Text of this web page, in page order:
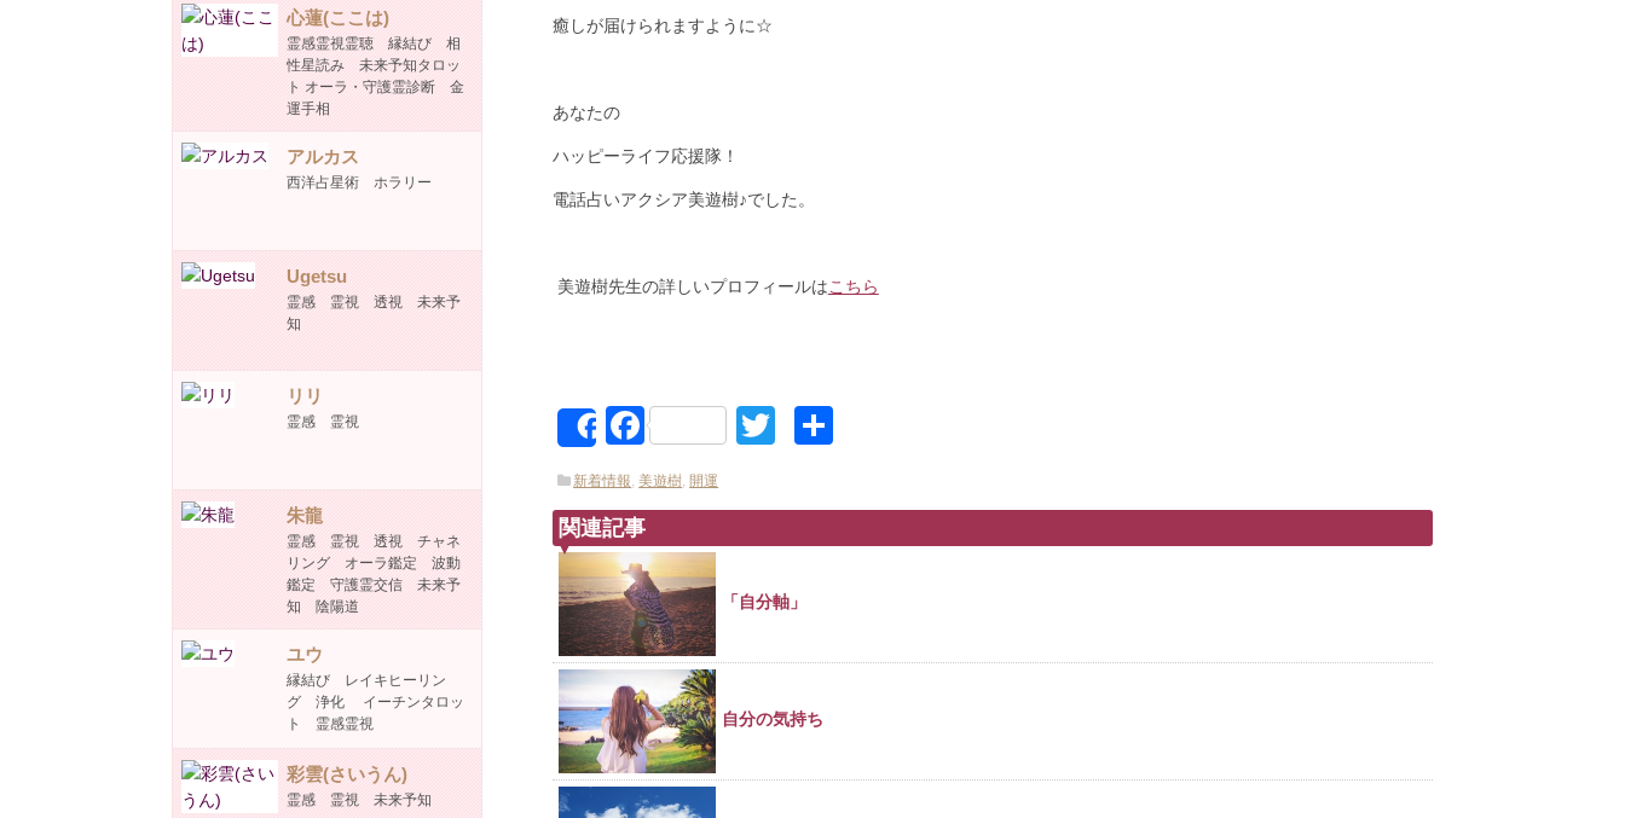
心蓮(ここは)
霊感霊視霊聴 縁結び 相
性星読み 未来予知タロッ
ト オーラ・守護霊診断 金
運手相
アルカス
西洋占星術 ホラリー
Ugetsu
霊感 霊視 透視 未来予
知
リリ
霊感 霊視
朱龍
霊感 霊視 透視 チャネ
リング オーラ鑑定 波動
鑑定 守護霊交信 未来予
知 陰陽道
ユウ
縁結び レイキヒーリン
グ 浄化 イーチンタロッ
ト 霊感霊視
彩雲(さいうん)
霊感 霊視 未来予知
癒しが届けられますように☆
あなたの
ハッピーライフ応援隊！
電話占いアクシア美遊樹♪でした。
美遊樹先生の詳しいプロフィールはこちら
ShareFacebookTwitter
共
新着情報 ,美遊樹 開運
関連記事
「自分軸」
自分の気持ち